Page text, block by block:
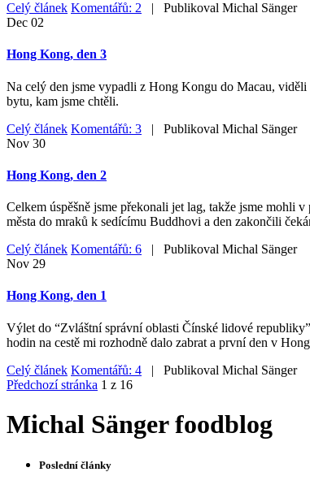
Celý článek Komentářů: 2 | Publikoval Michal Sänger
Dec 02
Hong Kong, den 3
Na celý den jsme vypadli z Hong Kongu do Macau,
bytu, kam jsme chtěli.
Celý článek Komentářů: 3 | Publikoval Michal Sänger
Nov 30
Hong Kong, den 2
Celkem úspěšně jsme překonali jet lag, takže jsme mohli
města do mraků k sedícímu Buddhovi a den zakončili
Celý článek Komentářů: 6 | Publikoval Michal Sänger
Nov 29
Hong Kong, den 1
Výlet do “Zvláštní správní oblasti Čínské lidové
hodin na cestě mi rozhodně dalo zabrat a první den v
Celý článek Komentářů: 4 | Publikoval Michal Sänger
Předchozí stránka 1 z 16
Michal Sänger foodblog
Poslední články